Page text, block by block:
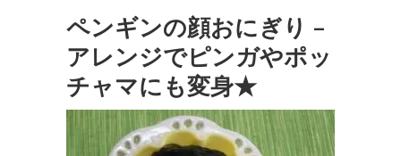
ペンギンの顔おにぎり –
アレンジでピンガやポッ
チャマにも変身★